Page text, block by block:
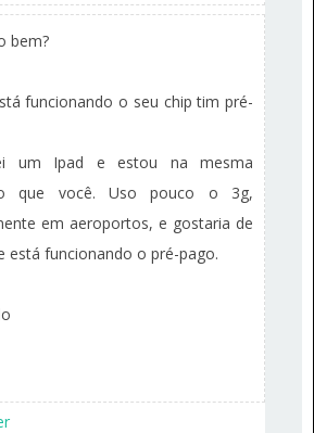
bem?
funcionando o seu chip tim pré-
um Ipad e estou na mesma
que você. Uso pouco o 3g,
em aeroportos, e gostaria de
está funcionando o pré-pago.